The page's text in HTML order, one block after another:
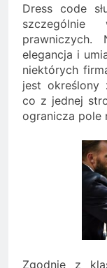
Dress code
prawniczych.
elegancja i
niektórych
jest określony
co z jednej
ogranicza pole
Zgodnie z